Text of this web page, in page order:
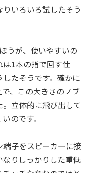
いろいろ試したそう
うが、使いやすいの
1本の指で回す仕
たそうです。確かに
、この大きさのノブ
立体的に飛び出して
のです。
子をスピーカーに接
りしっかりした重低